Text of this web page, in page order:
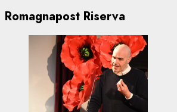
Romagnapost Riserva